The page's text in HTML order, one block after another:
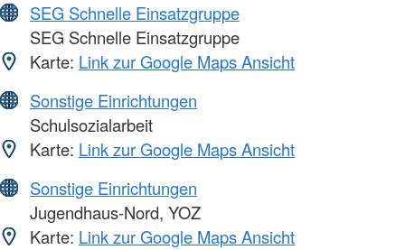
SEG Schnelle Einsatzgruppe
SEG Schnelle Einsatzgruppe
Karte: Link zur Google Maps Ansicht
Sonstige Einrichtungen
Schulsozialarbeit
Karte: Link zur Google Maps Ansicht
Sonstige Einrichtungen
Jugendhaus-Nord, YOZ
Karte: Link zur Google Maps Ansicht